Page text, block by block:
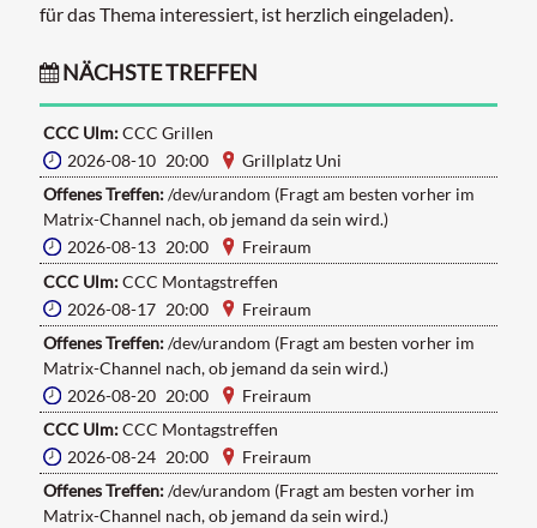
für das Thema interessiert, ist herzlich eingeladen).
NÄCHSTE TREFFEN
CCC Ulm:CCC Grillen
2026-08-10 20:00
Grillplatz Uni
Offenes Treffen:/dev/urandom (Fragt am besten vorher im
Matrix-Channel nach, ob jemand da sein wird.)
2026-08-13 20:00
Freiraum
CCC Ulm:CCC Montagstreffen
2026-08-17 20:00
Freiraum
Offenes Treffen:/dev/urandom (Fragt am besten vorher im
Matrix-Channel nach, ob jemand da sein wird.)
2026-08-20 20:00
Freiraum
CCC Ulm:CCC Montagstreffen
2026-08-24 20:00
Freiraum
Offenes Treffen:/dev/urandom (Fragt am besten vorher im
Matrix-Channel nach, ob jemand da sein wird.)